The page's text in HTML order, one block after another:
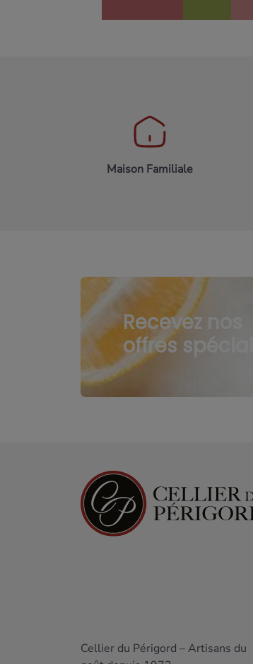
Maison Familiale
Recevez nos
offres
Cellier du Périgord – Artisans du